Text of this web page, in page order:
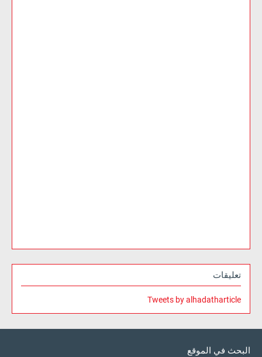
تعليقات
Tweets by alhadatharticle
البحث في الموقع